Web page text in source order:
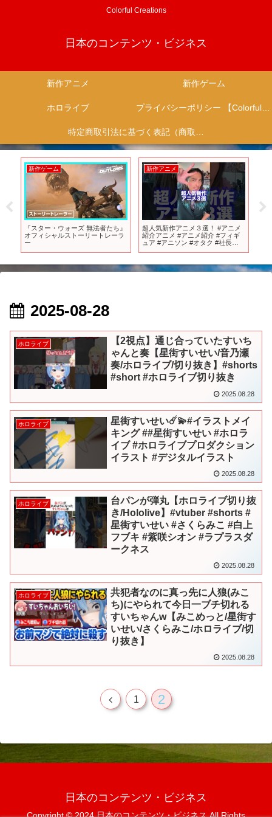
Colorful Creations
日本のコンテンツ・ビジネス
新作アニメ 新作ゲーム
ホロライブ プライバシーポリシー 【Colorful Creation】
特定商取引法に基づく表記（商取引に関する開示）
新作ゲーム
『スター・ウォーズ 無法者たち』
オフィシャルストーリートレーラ
ー
新作アニメ
超人気新作アニメ３選！ #アニメ
紹介アニメ #アニメ紹介 #フィギ
ュア #アニソン #オタク #社長
2025-08-28
ホロライブ
【2視点】通じ合っていたすいち
ゃんと奏【星街すいせい/音乃瀬
奏/ホロライブ/切り抜き】#shorts
#short #ホロライブ切り抜き
2025.08.28
ホロライブ
星街すいせい☄️💫#イラストメイ
キング ##星街すいせい #ホロラ
イブ #ホロライブプロダクション
イラスト #デジタルイラスト
2025.08.28
ホロライブ
台パンが弾丸【ホロライブ切り抜
き/Hololive】#vtuber #shorts #
星街すいせい #さくらみこ #白上
フブキ #紫咲シオン #ラプラスダ
ークネス
2025.08.28
ホロライブ
共犯者なのに真っ先に人狼(みこ
ち)にやられて今日一ブチ切れる
すいちゃんw【みこめっと/星街す
いせい/さくらみこ/ホロライブ/切
り抜き】
2025.08.28
前
1 2
日本のコンテンツ・ビジネス
Copyright © 2024 日本のコンテンツ・ビジネス All Rights